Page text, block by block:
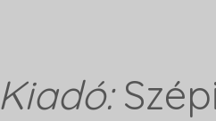
Kiadó: